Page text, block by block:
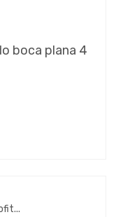
boca plana 4